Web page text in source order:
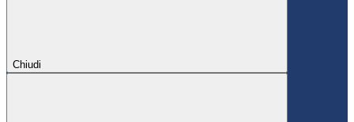
Chiudi